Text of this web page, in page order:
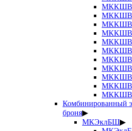
Комбинированный
броня▶
МКЭклБШ▶